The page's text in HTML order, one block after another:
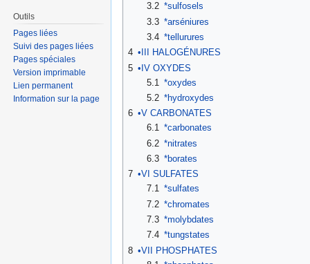
3.2 *sulfosels
3.3 *arséniures
3.4 *tellurures
4 •III HALOGÉNURES
5 •IV OXYDES
5.1 *oxydes
5.2 *hydroxydes
6 •V CARBONATES
6.1 *carbonates
6.2 *nitrates
6.3 *borates
7 •VI SULFATES
7.1 *sulfates
7.2 *chromates
7.3 *molybdates
7.4 *tungstates
8 •VII PHOSPHATES
Outils
Pages liées
Suivi des pages liées
Pages spéciales
Version imprimable
Lien permanent
Information sur la page